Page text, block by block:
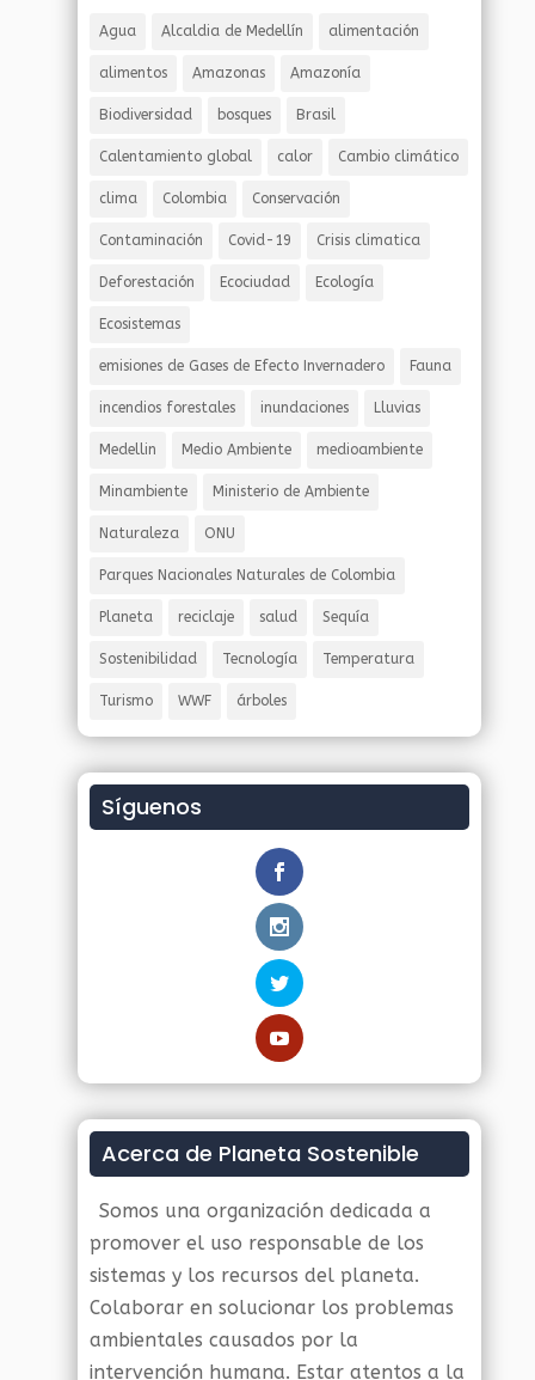
Agua Alcaldia de Medellín alimentación
alimentos Amazonas Amazonía
Biodiversidad bosques Brasil
Calentamiento global calor Cambio climático
clima Colombia Conservación
Contaminación Covid-19 Crisis climatica
Deforestación Ecociudad Ecología
Ecosistemas
emisiones de Gases de Efecto Invernadero Fauna
incendios forestales inundaciones Lluvias
Medellin Medio Ambiente medioambiente
Minambiente Ministerio de Ambiente
Naturaleza ONU
Parques Nacionales Naturales de Colombia
Planeta reciclaje salud Sequía
Sostenibilidad Tecnología Temperatura
Turismo WWF árboles
Síguenos
Acerca de Planeta Sostenible
Somos una organización dedicada a
promover el uso responsable de los
sistemas y los recursos del planeta.
Colaborar en solucionar los problemas
ambientales causados por la
intervención humana. Estar atentos a la